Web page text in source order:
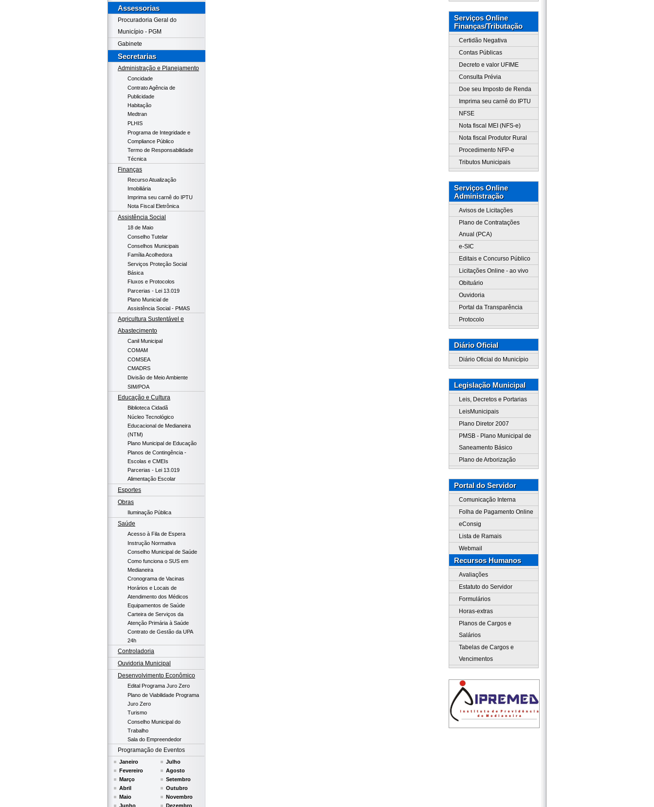
Assessorias
Procuradoria Geral do
Município - PGM
Gabinete
Secretarias
Administração e Planejamento
Concidade
Contrato Agência de
Publicidade
Habitação
Medtran
PLHIS
Programa de Integridade e
Compliance Público
Termo de Responsabilidade
Técnica
Finanças
Recurso Atualização
Imobiliária
Imprima seu carnê do IPTU
Nota Fiscal Eletrônica
Assistência Social
18 de Maio
Conselho Tutelar
Conselhos Municipais
Família Acolhedora
Serviços Proteção Social
Básica
Fluxos e Protocolos
Parcerias - Lei 13.019
Plano Municial de
Assistência Social - PMAS
Agricultura Sustentável e
Abastecimento
Canil Municipal
COMAM
COMSEA
CMADRS
Divisão de Meio Ambiente
SIM/POA
Educação e Cultura
Biblioteca Cidadã
Núcleo Tecnológico
Educacional de Medianeira
(NTM)
Plano Municipal de Educação
Planos de Contingência -
Escolas e CMEIs
Parcerias - Lei 13.019
Alimentação Escolar
Esportes
Obras
Iluminação Pública
Saúde
Acesso à Fila de Espera
Instrução Normativa
Conselho Municipal de Saúde
Como funciona o SUS em
Medianeira
Cronograma de Vacinas
Horários e Locais de
Atendimento dos Médicos
Equipamentos de Saúde
Carteira de Serviços da
Atenção Primária à Saúde
Contrato de Gestão da UPA
24h
Controladoria
Ouvidoria Municipal
Desenvolvimento Econômico
Edital Programa Juro Zero
Plano de Viabilidade Programa
Juro Zero
Turismo
Conselho Municipal do
Trabalho
Sala do Empreendedor
Programação de Eventos
Janeiro
Fevereiro
Março
Abril
Maio
Junho
Julho
Agosto
Setembro
Outubro
Novembro
Dezembro
Serviços Online
Finanças/Tributação
Certidão Negativa
Contas Públicas
Decreto e valor UFIME
Consulta Prévia
Doe seu Imposto de Renda
Imprima seu carnê do IPTU
NFSE
Nota fiscal MEI (NFS-e)
Nota fiscal Produtor Rural
Procedimento NFP-e
Tributos Municipais
Serviços Online
Administração
Avisos de Licitações
Plano de Contratações
Anual (PCA)
e-SIC
Editais e Concurso Público
Licitações Online - ao vivo
Obituário
Ouvidoria
Portal da Transparência
Protocolo
Diário Oficial
Diário Oficial do Município
Legislação Municipal
Leis, Decretos e Portarias
LeisMunicipais
Plano Diretor 2007
PMSB - Plano Municipal de
Saneamento Básico
Plano de Arborização
Portal do Servidor
Comunicação Interna
Folha de Pagamento Online
eConsig
Lista de Ramais
Webmail
Recursos Humanos
Avaliações
Estatuto do Servidor
Formulários
Horas-extras
Planos de Cargos e
Salários
Tabelas de Cargos e
Vencimentos